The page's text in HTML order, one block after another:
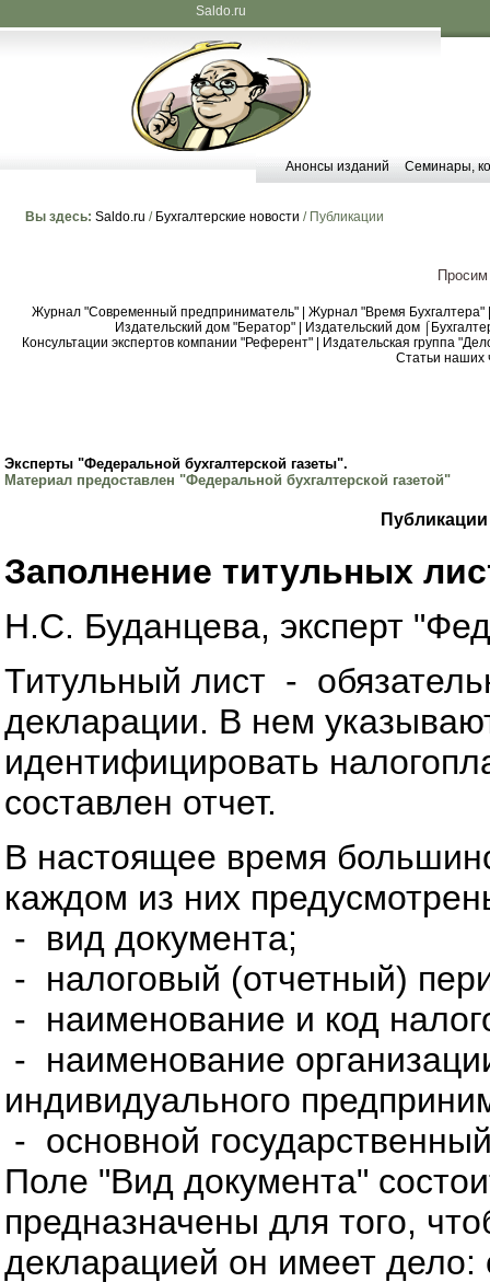
Saldo.ru
Анонсы изданий Семинары,
Вы здесь: Saldo.ru / Бухгалтерские новости / Публикации
Журнал "Современный предприниматель" Журнал "Время Бухгалтера"
Издательский дом "Бератор"
Издательский дом
Консультации экспертов компании "Референт"|
Издательская группа
Статьи наших
Эксперты "Федеральной бухгалтерской газеты".
Материал предоставлен "Федеральной бухгалтерской газетой"
Заполнение титульных
Н.С. Буданцева, эксперт
Титульный лист -
декларации. В нем
идентифицировать
составлен отчет.
В настоящее время
каждом из них
- вид документа;
- налоговый (отчетный)
- наименование и код
- наименование
индивидуального
- основной
Поле "Вид документа"
предназначены для того,
декларацией он имеет дело: